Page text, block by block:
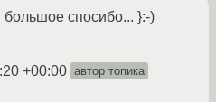
большое спосибо... }:-)
+00:00 автор топика